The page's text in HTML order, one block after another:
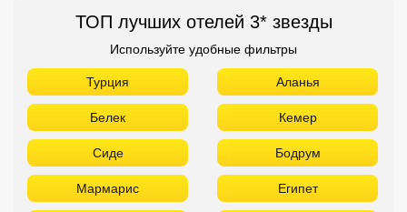
ТОП лучших отелей 3* звезды
Используйте удобные фильтры
Турция Аланья
Белек Кемер
Сиде Бодрум
Мармарис Египет